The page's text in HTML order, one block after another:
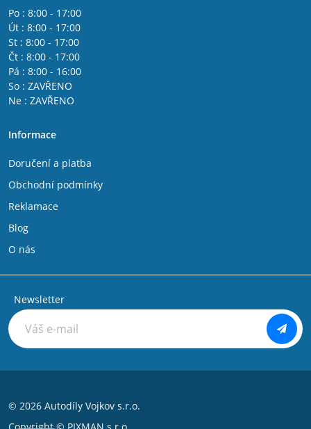
Po : 8:00 - 17:00
Út : 8:00 - 17:00
St : 8:00 - 17:00
Čt : 8:00 - 17:00
Pá : 8:00 - 16:00
So : ZAVŘENO
Ne : ZAVŘENO
Informace
Doručení a platba
Obchodní podmínky
Reklamace
Blog
O nás
Newsletter
© 2026 Autodíly Vojkov s.r.o.